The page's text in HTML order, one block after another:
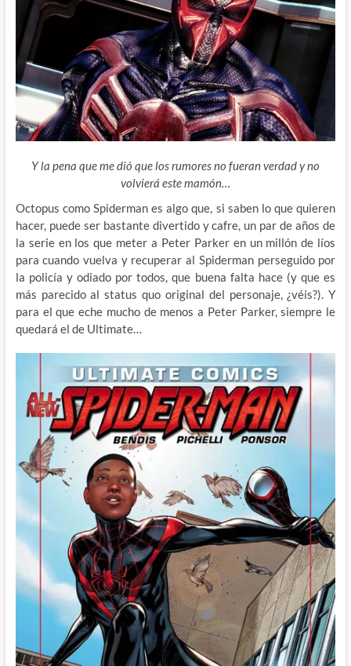
Y la pena que me dió que los rumores no fueran verdad y no
volvierá este mamón…
Octopus como Spiderman es algo que, si saben lo que quieren
hacer, puede ser bastante divertido y cafre, un par de años de
la serie en los que meter a Peter Parker en un millón de líos
para cuando vuelva y recuperar al Spiderman perseguido por
la policía y odiado por todos, que buena falta hace (y que es
más parecido al status quo original del personaje, ¿véis?). Y
para el que eche mucho de menos a Peter Parker, siempre le
quedará el de Ultimate…